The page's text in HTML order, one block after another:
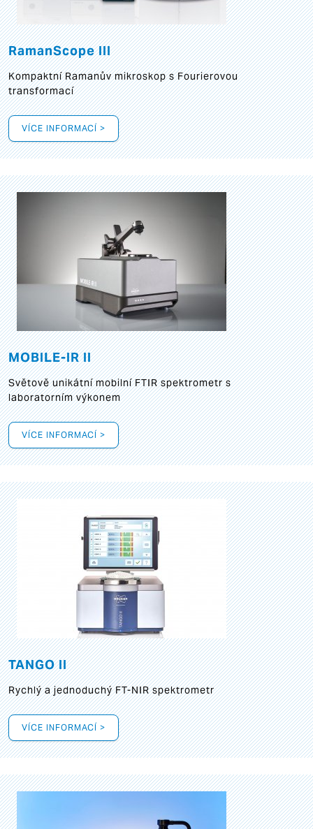
RamanScope III
Kompaktní Ramanův mikroskop s Fourierovou
transformací
VÍCE INFORMACÍ >
MOBILE-IR II
Světově unikátní mobilní FTIR spektrometr s
laboratorním výkonem
VÍCE INFORMACÍ >
TANGO II
Rychlý a jednoduchý FT-NIR spektrometr
VÍCE INFORMACÍ >